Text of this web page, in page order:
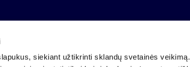
siekiant užtikrinti sklandų svetainės
Įmonės kodas 121304349
PVM mokėtojo kodas LT213043414